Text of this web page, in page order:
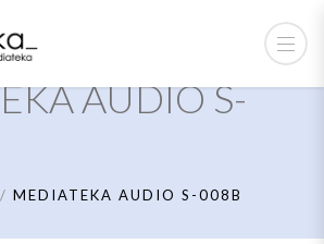
AUDIO S-
MEDIATEKA AUDIO S-008B